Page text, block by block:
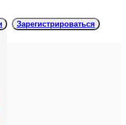
Зарегистрироваться